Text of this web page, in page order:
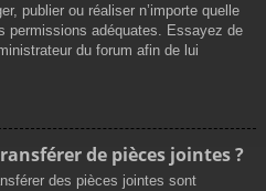
publier ou réaliser n’importe quelle
permissions adéquates. Essayez de
du forum afin de lui
de pièces jointes ?
des pièces jointes sont